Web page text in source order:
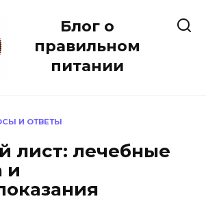
Блог о
правильном
питании
И ОТВЕТЫ
лист: лечебные
и